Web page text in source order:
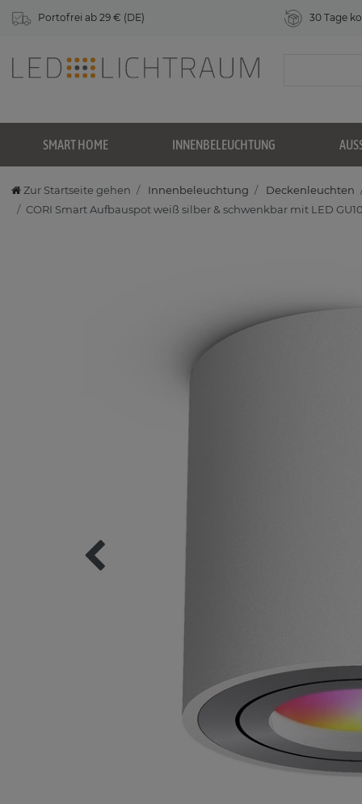
Portofrei ab 29 € (DE) 30 Tage
SMART HOME INNENBELEUCHTUNG
Zur Startseite gehen Innenbeleuchtung Deckenleuchten
CORI Smart Aufbauspot weiß silber & schwenkbar mit LED